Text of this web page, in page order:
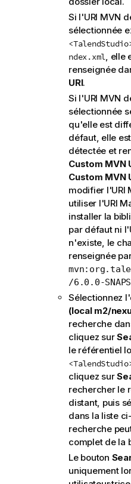
Si l'URI MVN
sélectionnée
ndex.xml, elle
renseignée
URI.
Si l'URI MVN
sélectionnée
qu'elle est
défaut, elle
détectée et
Custom MVN
Custom MVN
modifier l'URI
utiliser l'URI
installer la
par défaut ni
n'existe, le
renseignée
/6.0.0-
Sélectionnez
(local m2/
recherche
cliquez sur
le référentiel
cliquez sur
rechercher le
distant, puis
dans la liste
recherche
complet de la
Le bouton
uniquement